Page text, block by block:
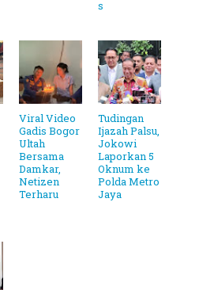
s
Viral Video
Gadis Bogor
Ultah
Bersama
Damkar,
Netizen
Terharu
Tudingan
Ijazah Palsu,
Jokowi
Laporkan 5
Oknum ke
Polda Metro
Jaya